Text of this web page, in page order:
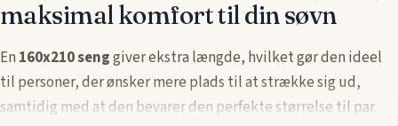
maksimal komfort til din søvn
En 160x210 senggiver ekstra længde, hvilket gør den ideel
til personer, der ønsker mere plads til at strække sig ud,
samtidig med at den bevarer den perfekte størrelse til par.